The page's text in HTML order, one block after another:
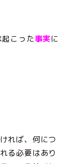
こった事実に
れば、何につ
る必要はあり